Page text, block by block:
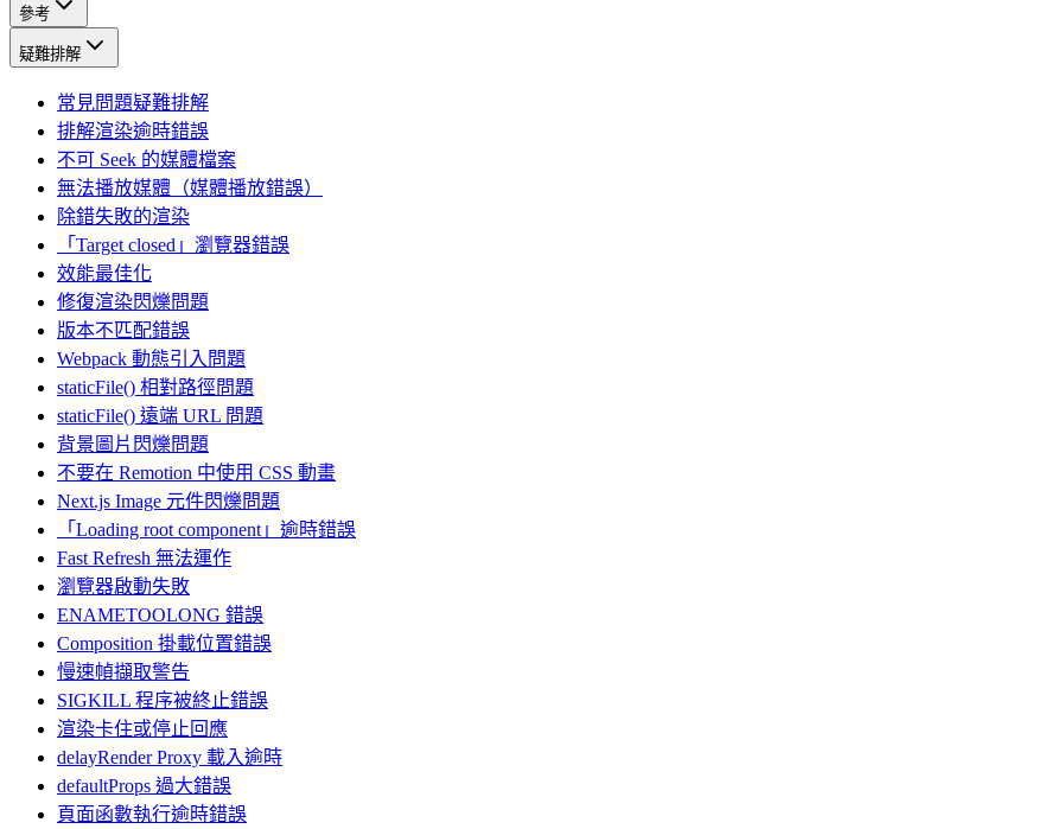
參考
疑難排解
常見問題疑難排解
排解渲染逾時錯誤
不可 Seek 的媒體檔案
無法播放媒體（媒體播放錯誤）
除錯失敗的渲染
「Target closed」瀏覽器錯誤
效能最佳化
修復渲染閃爍問題
版本不匹配錯誤
Webpack 動態引入問題
staticFile() 相對路徑問題
staticFile() 遠端 URL 問題
背景圖片閃爍問題
不要在 Remotion 中使用 CSS 動畫
Next.js Image 元件閃爍問題
「Loading root component」逾時錯誤
Fast Refresh 無法運作
瀏覽器啟動失敗
ENAMETOOLONG 錯誤
Composition 掛載位置錯誤
慢速幀擷取警告
SIGKILL 程序被終止錯誤
渲染卡住或停止回應
delayRender Proxy 載入逾時
defaultProps 過大錯誤
頁面函數執行逾時錯誤